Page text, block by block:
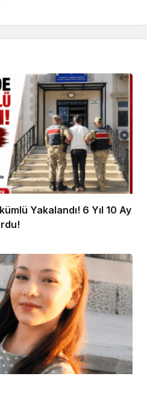
Yakalandı! 6 Yıl 10 Ay